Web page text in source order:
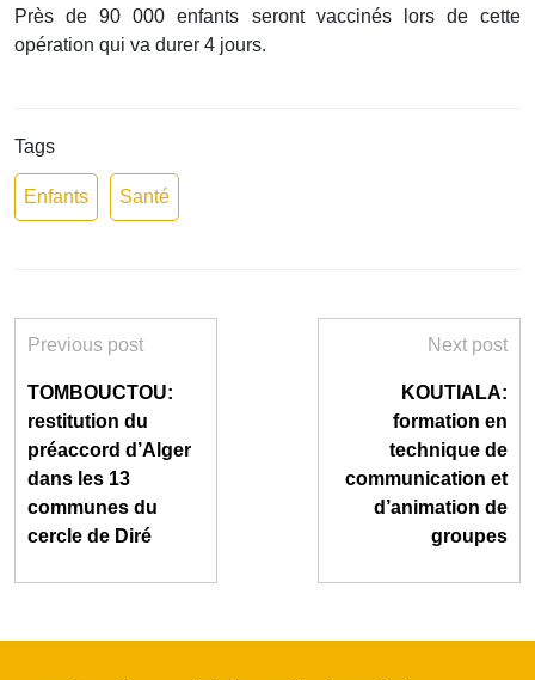
Près de 90 000 enfants seront vaccinés lors de cette
opération qui va durer 4 jours.
Tags
Enfants Santé
Previous post
TOMBOUCTOU:
restitution du
préaccord d’Alger
dans les 13
communes du
cercle de Diré
Next post
KOUTIALA:
formation en
technique de
communication et
d’animation de
groupes